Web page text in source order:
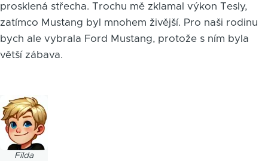
prosklená střecha. Trochu mě zklamal výkon Tesly,
zatímco Mustang byl mnohem živější. Pro naši rodinu
bych ale vybrala Ford Mustang, protože s ním byla
větší zábava.
Obrázek
Filda